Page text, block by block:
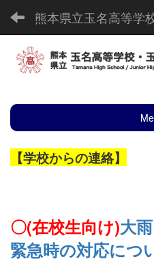
熊本県立玉名高等学
【学校からの連絡】
〇(在校生向け)大
緊急時の対応につ